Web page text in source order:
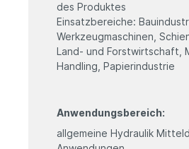
des Produktes
Einsatzbereiche:
Werkzeugmaschinen,
Land- und Forstwirtschaft,
Handling, Papierindustrie
Anwendungsbereich:
allgemeine Hydraulik